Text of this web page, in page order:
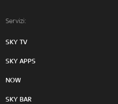
Servizi:
SKY TV
SKY APPS
NOW
SKY BAR